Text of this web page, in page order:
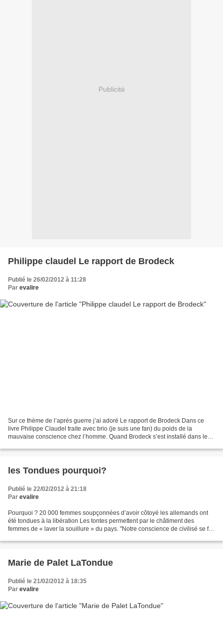
Publicité
Philippe claudel Le rapport de Brodeck
Publié le 26/02/2012 à 11:28
Par evalire
Sur ce thème de l’après guerre j’ai adoré Le rapport de Brodeck Dans ce
livre Philippe Claudel traite avec brio (je suis une fan) du poids de la
mauvaise conscience chez l’homme. Quand Brodeck s’est installé dans le
les Tondues pourquoi?
Publié le 22/02/2012 à 21:18
Par evalire
Pourquoi ? 20 000 femmes soupçonnées d’avoir côtoyé les allemands ont
été tondues à la libération Les tontes permettent par le châtiment des
femmes de « laver la souillure » du pays. "Notre conscience de civilisé se fut
Marie de Palet LaTondue
Publié le 21/02/2012 à 18:35
Par evalire